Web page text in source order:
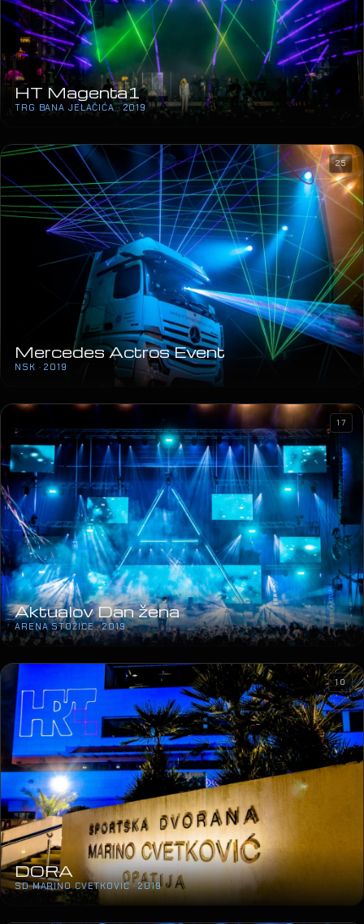
HT Magenta1
TRG BANA JELAČIĆA · 2019
05
Mercedes Actros Event
NSK · 2019
25
Aktualov Dan žena
ARENA STOŽICE · 2019
17